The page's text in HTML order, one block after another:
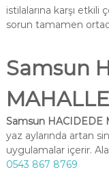
istilalarına karşı
sorun tamamen
Samsun
Samsun HACIDEDE
yaz aylarında artan
uygulamalar içerir.
0543 867 8769